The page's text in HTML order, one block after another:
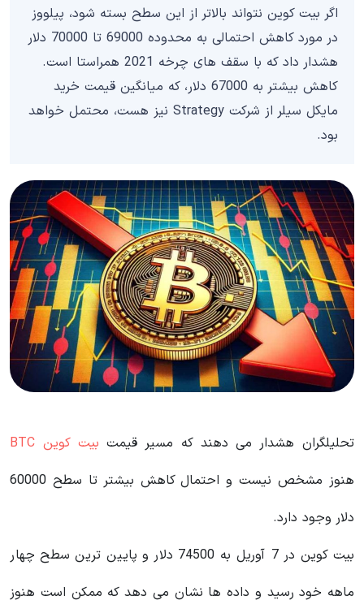
اگر بیت کوین نتواند بالاتر از این سطح بسته شود، پیلووز
در مورد کاهش احتمالی به محدوده 69000 تا 70000 دلار
هشدار داد که با سقف های چرخه 2021 همراستا است.
کاهش بیشتر به 67000 دلار، که میانگین قیمت خرید
مایکل سیلر از شرکت Strategy نیز هست، محتمل خواهد
بود.
تحلیلگران هشدار می دهند که مسیر قیمتبیت کوین BTC
هنوز مشخص نیست و احتمال کاهش بیشتر تا سطح 60000
دلار وجود دارد.
بیت کوین در 7 آوریل به 74500 دلار و پایین ترین سطح چهار
ماهه خود رسید و داده ها نشان می دهد که ممکن است هنوز